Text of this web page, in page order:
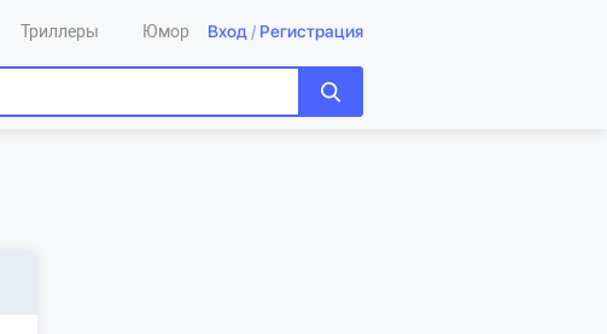
Триллеры Юмор Вход / Регистрация